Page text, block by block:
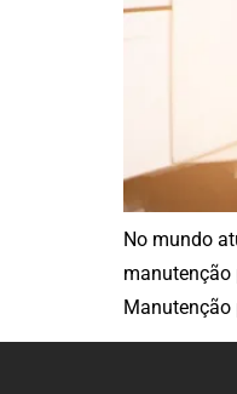
No mundo
manutenção
Manutenção